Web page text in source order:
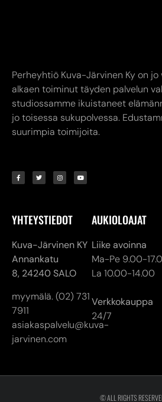
Perheyhtiö Kuva-Järvinen Ky on jo
alkaen toiminut täyden palvelun
studiossamme ikuistaneet
jo toisessa sukupolvessa.
suurimpia toimijoita.
YHTEYSTIEDOT
Kuva-Järvinen KY
Annankatu
8, 24240 SALO
myymälä. (02) 731
7911
asiakaspalvelu@kuva-
jarvinen.com
AUKIOLOAJAT
Liike avoinna
Ma-Pe 9.00-
La 10.00-14.00
Verkkokauppa
24/7
© ALL RIGHTS